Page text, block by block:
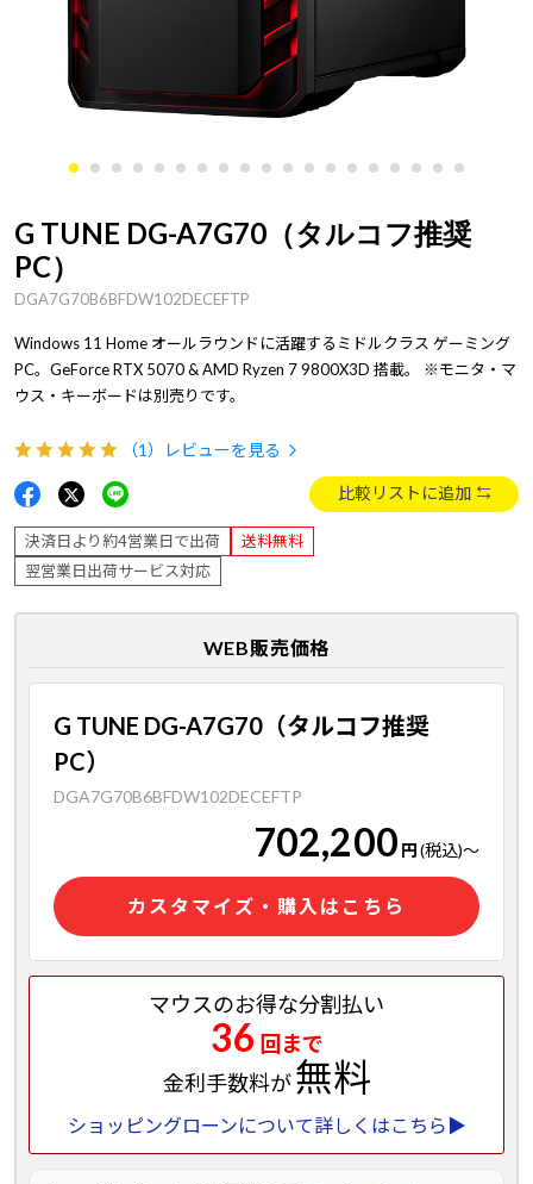
G TUNE DG-A7G70（タルコフ推奨
PC）
DGA7G70B6BFDW102DECEFTP
Windows 11 Home オールラウンドに活躍するミドルクラス ゲーミング
PC。GeForce RTX 5070 & AMD Ryzen 7 9800X3D 搭載。 ※モニタ・マ
ウス・キーボードは別売りです。
（1） レビューを見る
比較リストに追加
決済日より約4営業日で出荷
送料無料
翌営業日出荷サービス対応
WEB販売価格
G TUNE DG-A7G70（タルコフ推奨
PC）
DGA7G70B6BFDW102DECEFTP
702,200 円(税込)～
カスタマイズ・購入はこちら
マウスのお得な分割払い
36 回まで
金利手数料が無料
ショッピングローンについて詳しくはこちら▶